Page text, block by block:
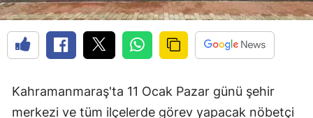
Kahramanmaraş'ta 11 Ocak Pazar günü şehir
merkezi ve tüm ilçelerde görev yapacak nöbetçi